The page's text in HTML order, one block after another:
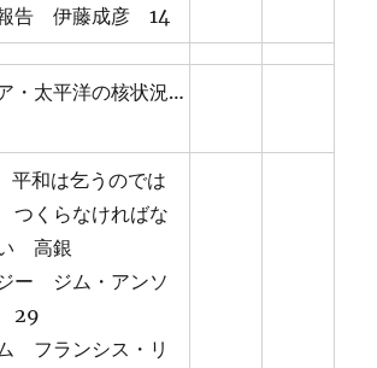
告 伊藤成彦 14
・太平洋の核状況…
和は乞うのでは
くらなければな
高銀
ー ジム・アンソ
29
フランシス・リ